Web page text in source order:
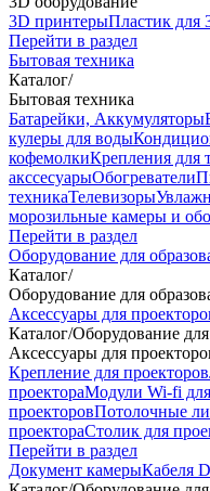
3D принтерыПластик для
Перейти в раздел
Бытовая техника
Каталог/
Бытовая техника
Батарейки, Аккумуляторы
кулеры для воды
кофемолкиКрепления для
акссесуарыОбогреватели
техникаТелевизоры
морозильные камеры и
Перейти в раздел
Оборудование для
Каталог/
Оборудование для
Аксессуары для
Каталог/Оборудование
Аксессуары для
Крепление для проекторов
проектораМодули Wi-fi
проекторовПотолочные
проектораСтолик для
Перейти в раздел
Документ камерыКабеля